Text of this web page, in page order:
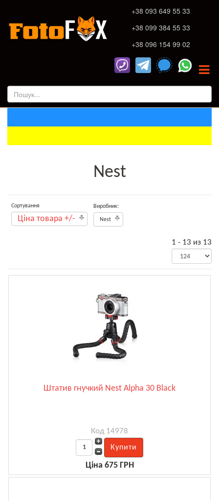
+38 093 649 55 33
+38 099 384 55 33
+38 096 154 99 02
Nest
Сортування
Ціна товара +/-
Виробник:
Nest
1 - 13 из 13
Штатив гнучкий Nest Alpha 30 Black
Код 14978
Ціна 675 ГРН